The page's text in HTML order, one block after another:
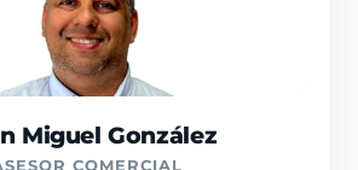
Miguel González
COMERCIAL